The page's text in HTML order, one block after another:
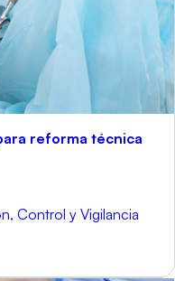
reforma técnica
Control y Vigilancia